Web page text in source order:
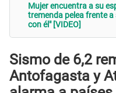
Mujer encuentra a su
tremenda pelea frente a
con él" [VIDEO]
Sismo de 6,2
Antofagasta y